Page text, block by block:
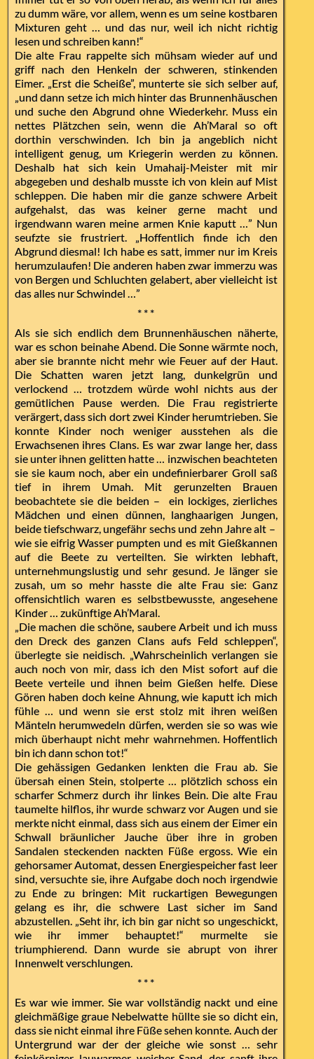
zu dumm wäre, vor allem, wenn es um seine kostbaren
Mixturen geht … und das nur, weil ich nicht richtig
lesen und schreiben kann!“
Die alte Frau rappelte sich mühsam wieder auf und
griff nach den Henkeln der schweren, stinkenden
Eimer. „Erst die Scheiße”, munterte sie sich selber auf,
„und dann setze ich mich hinter das Brunnenhäuschen
und suche den Abgrund ohne Wiederkehr. Muss ein
nettes Plätzchen sein, wenn die Ah’Maral so oft
dorthin verschwinden. Ich bin ja angeblich nicht
intelligent genug, um Kriegerin werden zu können.
Deshalb hat sich kein Umahaij-Meister mit mir
abgegeben und deshalb musste ich von klein auf Mist
schleppen. Die haben mir die ganze schwere Arbeit
aufgehalst, das was keiner gerne macht und
irgendwann waren meine armen Knie kaputt …” Nun
seufzte sie frustriert. „Hoffentlich finde ich den
Abgrund diesmal! Ich habe es satt, immer nur im Kreis
herumzulaufen! Die anderen haben zwar immerzu was
von Bergen und Schluchten gelabert, aber vielleicht ist
das alles nur Schwindel …”
* * *
Als sie sich endlich dem Brunnenhäuschen näherte,
war es schon beinahe Abend. Die Sonne wärmte noch,
aber sie brannte nicht mehr wie Feuer auf der Haut.
Die Schatten waren jetzt lang, dunkelgrün und
verlockend … trotzdem würde wohl nichts aus der
gemütlichen Pause werden. Die Frau registrierte
verärgert, dass sich dort zwei Kinder herumtrieben. Sie
konnte Kinder noch weniger ausstehen als die
Erwachsenen ihres Clans. Es war zwar lange her, dass
sie unter ihnen gelitten hatte … inzwischen beachteten
sie sie kaum noch, aber ein undefinierbarer Groll saß
tief in ihrem Umah. Mit gerunzelten Brauen
beobachtete sie die beiden – ein lockiges, zierliches
Mädchen und einen dünnen, langhaarigen Jungen,
beide tiefschwarz, ungefähr sechs und zehn Jahre alt –
wie sie eifrig Wasser pumpten und es mit Gießkannen
auf die Beete zu verteilten. Sie wirkten lebhaft,
unternehmungslustig und sehr gesund. Je länger sie
zusah, um so mehr hasste die alte Frau sie: Ganz
offensichtlich waren es selbstbewusste, angesehene
Kinder … zukünftige Ah’Maral.
„Die machen die schöne, saubere Arbeit und ich muss
den Dreck des ganzen Clans aufs Feld schleppen“,
überlegte sie neidisch. „Wahrscheinlich verlangen sie
auch noch von mir, dass ich den Mist sofort auf die
Beete verteile und ihnen beim Gießen helfe. Diese
Gören haben doch keine Ahnung, wie kaputt ich mich
fühle … und wenn sie erst stolz mit ihren weißen
Mänteln herumwedeln dürfen, werden sie so was wie
mich überhaupt nicht mehr wahrnehmen. Hoffentlich
bin ich dann schon tot!“
Die gehässigen Gedanken lenkten die Frau ab. Sie
übersah einen Stein, stolperte … plötzlich schoss ein
scharfer Schmerz durch ihr linkes Bein. Die alte Frau
taumelte hilflos, ihr wurde schwarz vor Augen und sie
merkte nicht einmal, dass sich aus einem der Eimer ein
Schwall bräunlicher Jauche über ihre in groben
Sandalen steckenden nackten Füße ergoss. Wie ein
gehorsamer Automat, dessen Energiespeicher fast leer
sind, versuchte sie, ihre Aufgabe doch noch irgendwie
zu Ende zu bringen: Mit ruckartigen Bewegungen
gelang es ihr, die schwere Last sicher im Sand
abzustellen. „Seht ihr, ich bin gar nicht so ungeschickt,
wie ihr immer behauptet!“ murmelte sie
triumphierend. Dann wurde sie abrupt von ihrer
Innenwelt verschlungen.
* * *
Es war wie immer. Sie war vollständig nackt und eine
gleichmäßige graue Nebelwatte hüllte sie so dicht ein,
dass sie nicht einmal ihre Füße sehen konnte. Auch der
Untergrund war der der gleiche wie sonst … sehr